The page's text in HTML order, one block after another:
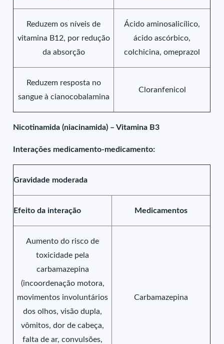
Reduzem os níveis de
vitamina B12, por redução
da absorção
Ácido aminosalicílico,
ácido ascórbico,
colchicina, omeprazol
Reduzem resposta no
sangue à cianocobalamina
Cloranfenicol
Nicotinamida (niacinamida) – Vitamina B3
Interações medicamento-medicamento:
Gravidade moderada
Efeito da interação Medicamentos
Aumento do risco de
toxicidade pela
carbamazepina
(incoordenação motora,
movimentos involuntários
dos olhos, visão dupla,
vômitos, dor de cabeça,
falta de ar, convulsões,
Carbamazepina